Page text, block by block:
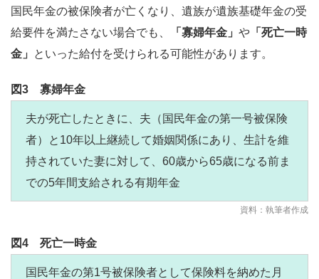
国民年金の被保険者が亡くなり、遺族が遺族基礎年金の受
給要件を満たさない場合でも、
「寡婦年金」 や 「死亡一時
金」
といった給付を受けられる可能性があります。
図3 寡婦年金
夫が死亡したときに、夫（国民年金の第一号被保険
者）と10年以上継続して婚姻関係にあり、生計を維
持されていた妻に対して、60歳から65歳になる前ま
での5年間支給される有期年金
資料：執筆者作成
図4 死亡一時金
国民年金の第1号被保険者として保険料を納めた月